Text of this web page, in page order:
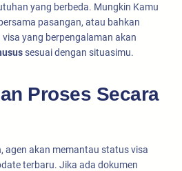
yang berbeda. Mungkin Kamu
pasangan, atau bahkan
yang berpengalaman akan
sesuai dengan situasimu.
Proses Secara
agen akan memantau status visa
terbaru. Jika ada dokumen